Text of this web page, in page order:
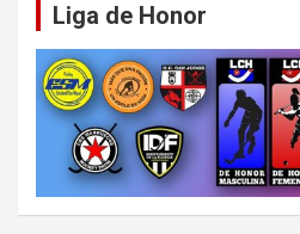
Liga de Honor